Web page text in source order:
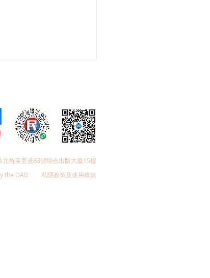
北角英皇道83號聯合出版大廈15樓
the DAB
私隱政策及使用條款